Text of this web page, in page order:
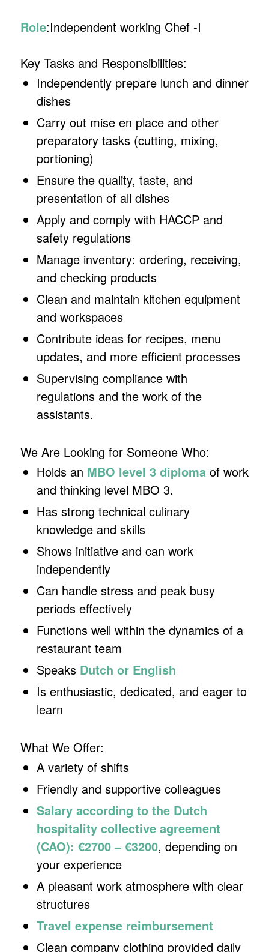
Role:Independent working Chef -I
Key Tasks and Responsibilities:
Independently prepare lunch and dinner
dishes
Carry out mise en place and other
preparatory tasks (cutting, mixing,
portioning)
Ensure the quality, taste, and
presentation of all dishes
Apply and comply with HACCP and
safety regulations
Manage inventory: ordering, receiving,
and checking products
Clean and maintain kitchen equipment
and workspaces
Contribute ideas for recipes, menu
updates, and more efficient processes
Supervising compliance with
regulations and the work of the
assistants.
We Are Looking for Someone Who:
Holds an MBO level 3 diplomaof work
and thinking level MBO 3.
Has strong technical culinary
knowledge and skills
Shows initiative and can work
independently
Can handle stress and peak busy
periods effectively
Functions well within the dynamics of a
restaurant team
Speaks Dutch or English
Is enthusiastic, dedicated, and eager to
learn
What We Offer:
A variety of shifts
Friendly and supportive colleagues
Salary according to the Dutch
hospitality collective agreement
(CAO): €2700 – €3200, depending on
your experience
A pleasant work atmosphere with clear
structures
Travel expense reimbursement
Clean company clothing provided daily